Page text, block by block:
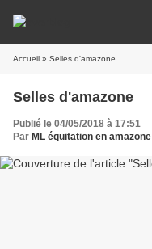
Accueil » Selles d'amazone
Selles d'amazone
Publié le 04/05/2018 à 17:51
Par ML équitation en amazone